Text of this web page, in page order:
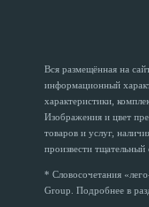
Вся размещённая на
информационный
характеристики,
Изображения и цвет
товаров и услуг,
произвести тщательный
* Словосочетания
Group. Подробнее в